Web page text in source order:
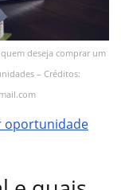
deseja comprar um
– Créditos:
oportunidade